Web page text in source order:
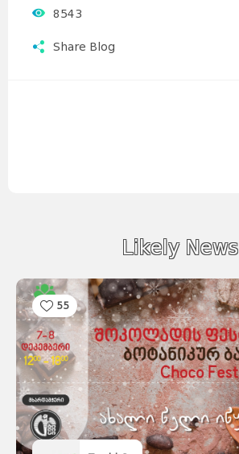
8543
Share Blog
Likely News
55